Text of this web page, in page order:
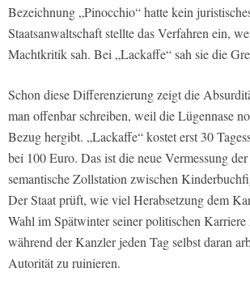
Bezeichnung „Pinocchio“ hatte kein
Staatsanwaltschaft stellte das Verfahren ein,
Machtkritik sah. Bei „Lackaffe“ sah sie die
Schon diese Differenzierung zeigt die
man offenbar schreiben, weil die Lügennase
Bezug hergibt. „Lackaffe“ kostet erst 30
bei 100 Euro. Das ist die neue Vermessung
semantische Zollstation zwischen
Der Staat prüft, wie viel Herabsetzung dem
Wahl im Spätwinter seiner politischen Karriere
während der Kanzler jeden Tag selbst daran
Autorität zu ruinieren.